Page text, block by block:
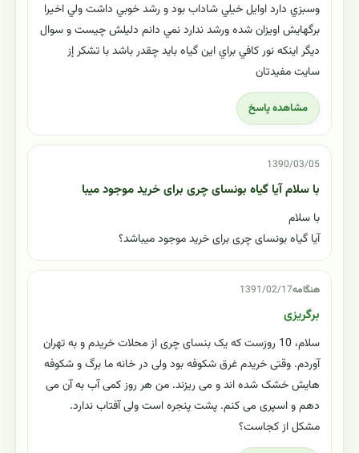
وسبزي دارد اوايل خيلي شاداب بود و رشد خوبي داشت ولي اخيرا
برگهايش اويزان شده ورشد ندارد نمي دانم دليلش چيست و سوال
ديگر اينكه نور كافي براي اين گياه بايد چقدر باشد با تشكر إز
سايت مفيدتان
مشاهده پاسخ
1390/03/05
با سلام آیا گیاه بونسای چری برای خرید موجود میبا
با سلام
آیا گیاه بونسای چری برای خرید موجود میباشد؟
هنگامه1391/02/17
برگریزی
سلام، 10 روزست که یک بنسای چری از محلات خریدم و به تهران
آوردم. وقتی خریدم غرق شکوفه بود ولی در خانه ما برگ و شکوفه
هایش خشک شده اند و می ریزند. من هر روز کمی آب به آن می
دهم و اسپری می کنم. پشت پنجره است ولی آفتاب ندارد.
مشکل از کجاست؟